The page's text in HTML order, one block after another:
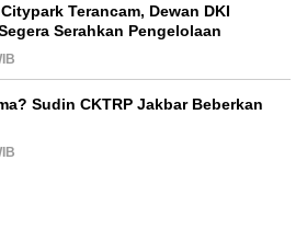
Terancam, Dewan DKI
Serahkan Pengelolaan
Sudin CKTRP Jakbar Beberkan